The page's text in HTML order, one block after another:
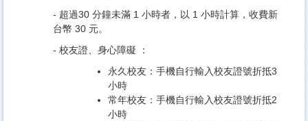
- 超過30 分鐘未滿 1 小時者，以 1 小時計算，收費新
台幣 30 元。
- 校友證 、身心障礙 ：
永久校友：手機自行輸入校友證號折抵3
小時
常年校友：手機自行輸入校友證號折抵2
小時